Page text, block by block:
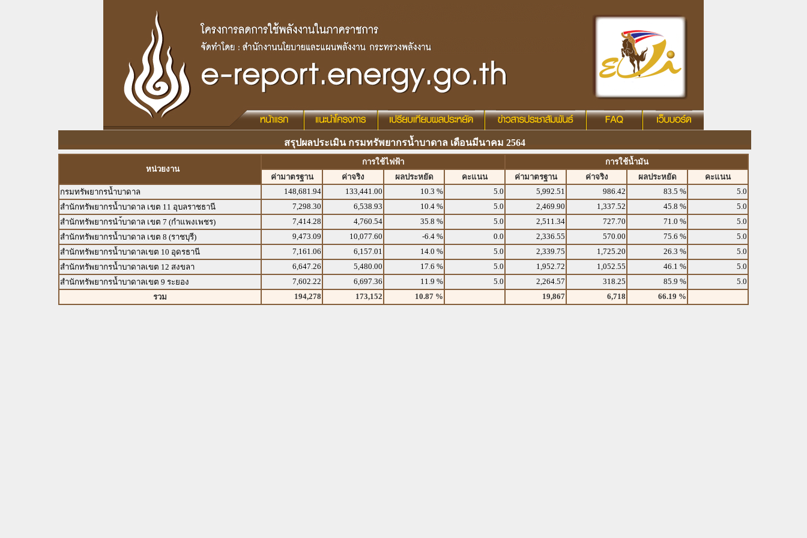
สรุปผลประเมิน กรมทรัพยากรน้ำบาดาล เดือนมีนาคม 2564
หน่วยงาน
การใช้ไฟฟ้า
การใช้น้ำมัน
ค่ามาตรฐาน
ค่าจริง ผลประหยัด คะแนน ค่ามาตรฐาน ค่าจริง ผลประหยัด
คะแนน
กรมทรัพยากรน้ำบาดาล
148,681.94 133,441.00 10.3 % 5.0 5,992.51 986.42 83.5 %
5.0
สำนักทรัพยากรน้ำบาดาล เขต 11 อุบลราชธานี
7,298.30 6,538.93 10.4 % 5.0 2,469.90 1,337.52 45.8 %
5.0
สำนักทรัพยากรนำ้บาดาล เขต 7 (กำแพงเพชร)
7,414.28 4,760.54 35.8 % 5.0 2,511.34 727.70 71.0 %
5.0
สำนักทรัพยากรน้ำบาดาล เขต 8 (ราชบุรี)
9,473.09 10,077.60 -6.4 % 0.0 2,336.55 570.00 75.6 %
5.0
สำนักทรัพยากรน้ำบาดาลเขต 10 อุดรธานี
7,161.06 6,157.01 14.0 % 5.0 2,339.75 1,725.20 26.3 %
5.0
สำนักทรัพยากรน้ำบาดาลเขต 12 สงขลา
6,647.26 5,480.00 17.6 % 5.0 1,952.72 1,052.55 46.1 %
5.0
สำนักทรัพยากรน้ำบาดาลเขต 9 ระยอง
7,602.22 6,697.36 11.9 % 5.0 2,264.57 318.25 85.9 %
5.0
รวม
194,278 173,152 10.87 % 19,867 6,718 66.19 %